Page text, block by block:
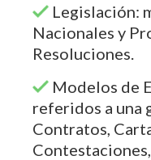
Legislación:
Nacionales y
Resoluciones.
Modelos de
referidos a una
Contratos,